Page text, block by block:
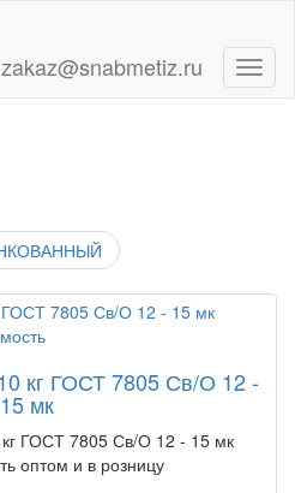
zakaz@snabmetiz.ru
кг ГОСТ 7805 Св/О 12 -
15 мк
ГОСТ 7805 Св/О 12 - 15 мк
оптом и в розницу